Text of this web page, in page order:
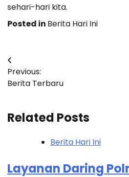
sehari-hari kita.
Posted in Berita Hari Ini
Post
navigation
Previous:
Berita Terbaru
Related Posts
Berita Hari Ini
Layanan Daring